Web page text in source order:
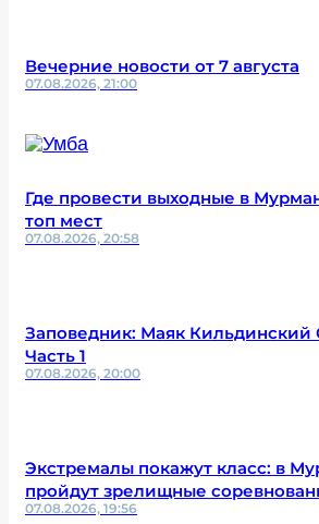
Вечерние новости от 7 августа
07.08.2026, 21:00
Где провести выходные в
топ мест
07.08.2026, 20:58
Заповедник: Маяк Кильдинский
Часть 1
07.08.2026, 20:00
Экстремалы покажут класс: в
пройдут зрелищные
07.08.2026, 19:56